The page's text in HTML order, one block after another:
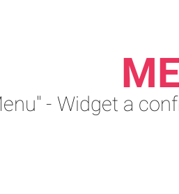
- Widget a